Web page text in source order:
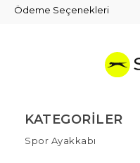
Ödeme Seçenekleri
KATEGORILER
Spor Ayakkabı